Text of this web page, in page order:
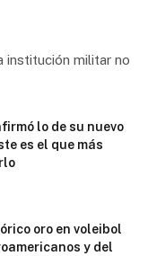
institución militar no
lo de su nuevo
es el que más
oro en voleibol
y del